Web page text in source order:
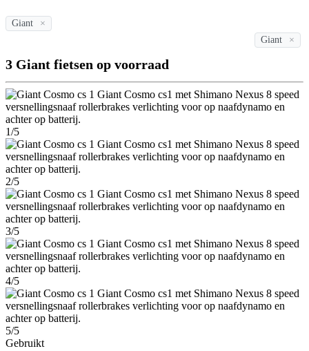
Giant
×
Giant
×
3 Giant fietsen op voorraad
1/5
2/5
3/5
4/5
5/5
Gebruikt